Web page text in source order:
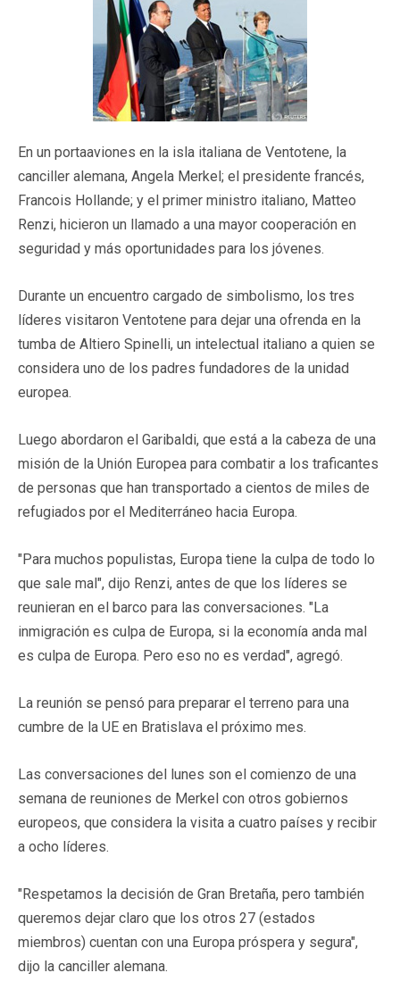
En un portaaviones en la isla italiana de Ventotene, la
canciller alemana, Angela Merkel; el presidente francés,
Francois Hollande; y el primer ministro italiano, Matteo
Renzi, hicieron un llamado a una mayor cooperación en
seguridad y más oportunidades para los jóvenes.
Durante un encuentro cargado de simbolismo, los tres
líderes visitaron Ventotene para dejar una ofrenda en la
tumba de Altiero Spinelli, un intelectual italiano a quien se
considera uno de los padres fundadores de la unidad
europea.
Luego abordaron el Garibaldi, que está a la cabeza de una
misión de la Unión Europea para combatir a los traficantes
de personas que han transportado a cientos de miles de
refugiados por el Mediterráneo hacia Europa.
"Para muchos populistas, Europa tiene la culpa de todo lo
que sale mal", dijo Renzi, antes de que los líderes se
reunieran en el barco para las conversaciones. "La
inmigración es culpa de Europa, si la economía anda mal
es culpa de Europa. Pero eso no es verdad", agregó.
La reunión se pensó para preparar el terreno para una
cumbre de la UE en Bratislava el próximo mes.
Las conversaciones del lunes son el comienzo de una
semana de reuniones de Merkel con otros gobiernos
europeos, que considera la visita a cuatro países y recibir
a ocho líderes.
"Respetamos la decisión de Gran Bretaña, pero también
queremos dejar claro que los otros 27 (estados
miembros) cuentan con una Europa próspera y segura",
dijo la canciller alemana.